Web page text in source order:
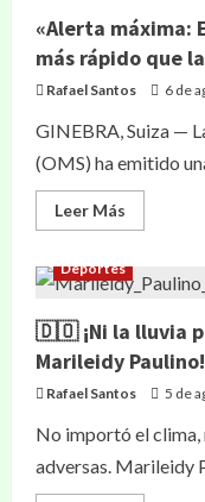
«Alerta máxima:
más rápido que
Rafael Santos 6 de
GINEBRA, Suiza —
(OMS) ha emitido
Leer Más
Deportes
🇩🇴 ¡Ni la lluvia
Marileidy Paulino!
Rafael Santos 5 de
No importó el clima,
adversas. Marileidy